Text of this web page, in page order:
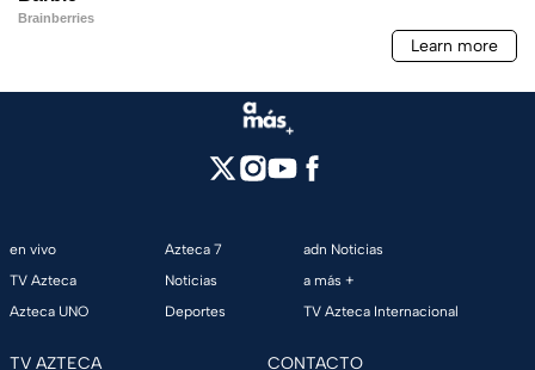
en vivo
TV Azteca
Azteca UNO
Azteca 7
Noticias
Deportes
adn Noticias
a más +
TV Azteca Internacional
TV AZTECA CONTACTO